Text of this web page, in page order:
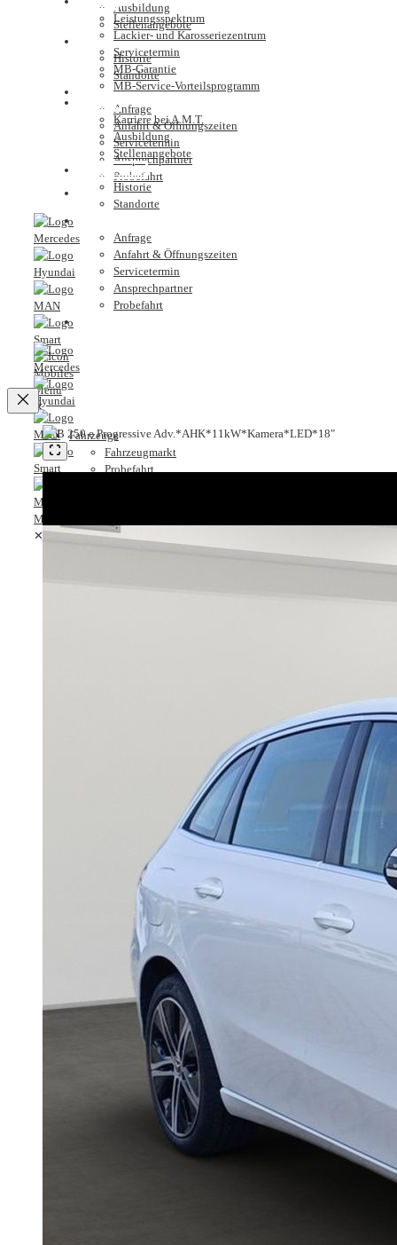
Ausbildung
Stellenangebote
Unternehmen
Historie
Standorte
Kontakt
Anfrage
Anfahrt & Öffnungszeiten
Servicetermin
Ansprechpartner
Probefahrt
Nutzfahrzeugzentrum
✕
Fahrzeuge
Fahrzeugmarkt
Probefahrt
Servicetermin
Leistungsspektrum
Lackier- und Karosseriezentrum
Servicetermin
MB-Garantie
MB-Service-Vorteilsprogramm
Karriere
Karriere bei A.M.T.
Ausbildung
Stellenangebote
Unternehmen
Historie
Standorte
Anfrage
Anfahrt & Öffnungszeiten
Servicetermin
Ansprechpartner
Probefahrt
✕
Anfahrt & Öffnungszeiten
Servicetermin
Ansprechpartner
Probefahrt
Nutzfahrzeugzentrum